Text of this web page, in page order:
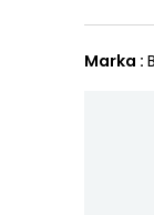
Marka :